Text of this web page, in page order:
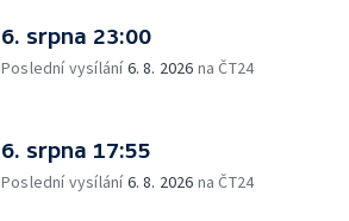
6. srpna 23:00
Poslední vysílání6. 8. 2026 na ČT24
6. srpna 17:55
Poslední vysílání6. 8. 2026 na ČT24